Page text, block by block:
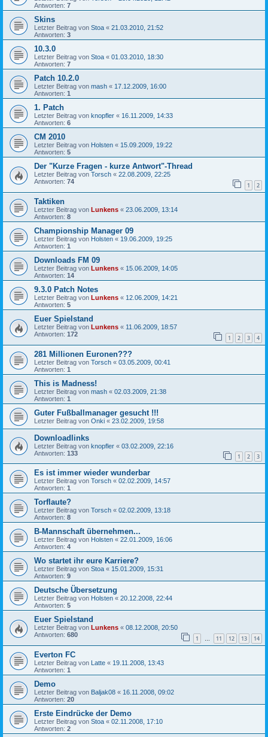
Antworten: 7
Skins
Letzter Beitrag von Stoa « 21.03.2010, 21:52
Antworten: 3
10.3.0
Letzter Beitrag von Stoa « 01.03.2010, 18:30
Antworten: 7
Patch 10.2.0
Letzter Beitrag von mash « 17.12.2009, 16:00
Antworten: 1
1. Patch
Letzter Beitrag von knopfler « 16.11.2009, 14:33
Antworten: 6
CM 2010
Letzter Beitrag von Holsten « 15.09.2009, 19:22
Antworten: 5
Der "Kurze Fragen - kurze Antwort"-Thread
Letzter Beitrag von Torsch « 22.08.2009, 22:25
Antworten: 74 1 2
Taktiken
Letzter Beitrag von Lunkens « 23.06.2009, 13:14
Antworten: 8
Championship Manager 09
Letzter Beitrag von Holsten « 19.06.2009, 19:25
Antworten: 1
Downloads FM 09
Letzter Beitrag von Lunkens « 15.06.2009, 14:05
Antworten: 14
9.3.0 Patch Notes
Letzter Beitrag von Lunkens « 12.06.2009, 14:21
Antworten: 5
Euer Spielstand
Letzter Beitrag von Lunkens « 11.06.2009, 18:57
Antworten: 172 1 2 3 4
281 Millionen Euronen???
Letzter Beitrag von Torsch « 03.05.2009, 00:41
Antworten: 1
This is Madness!
Letzter Beitrag von mash « 02.03.2009, 21:38
Antworten: 1
Guter Fußballmanager gesucht !!!
Letzter Beitrag von Onki « 23.02.2009, 19:58
Downloadlinks
Letzter Beitrag von knopfler « 03.02.2009, 22:16
Antworten: 133 1 2 3
Es ist immer wieder wunderbar
Letzter Beitrag von Torsch « 02.02.2009, 14:57
Antworten: 1
Torflaute?
Letzter Beitrag von Torsch « 02.02.2009, 13:18
Antworten: 8
B-Mannschaft übernehmen...
Letzter Beitrag von Holsten « 22.01.2009, 16:06
Antworten: 4
Wo startet ihr eure Karriere?
Letzter Beitrag von Stoa « 15.01.2009, 15:31
Antworten: 9
Deutsche Übersetzung
Letzter Beitrag von Holsten « 20.12.2008, 22:44
Antworten: 5
Euer Spielstand
Letzter Beitrag von Lunkens « 08.12.2008, 20:50
Antworten: 680 1 … 11 12 13 14
Everton FC
Letzter Beitrag von Latte « 19.11.2008, 13:43
Antworten: 1
Demo
Letzter Beitrag von Baljak08 « 16.11.2008, 09:02
Antworten: 20
Erste Eindrücke der Demo
Letzter Beitrag von Stoa « 02.11.2008, 17:10
Antworten: 2